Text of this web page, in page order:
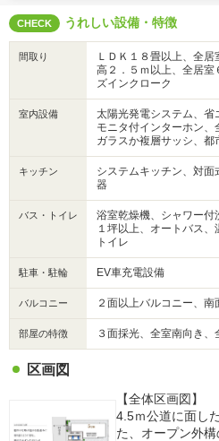
CHECK うれしい設備・特徴
間取り
ＬＤＫ１８畳以上、全
高２．５ｍ以上、全居室
ズインクローク
室内設備
太陽光発電システム、省
モニタ付インターホン
ガラスか複層サッシ、都
キッチン
システムキッチン、対
器
バス・トイレ
浴室乾燥機、シャワー
１坪以上、オートバス
トイレ
駐車・駐輪 EV車充電設備
バルコニー ２面以上バルコニー、南
部屋の特徴 ３面採光、全室南向き、
区画図
【全体区画図】
4.5ｍ公道に面し
た、オープン外